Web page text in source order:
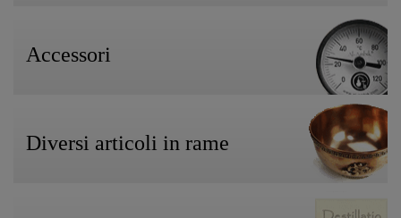
Accessori
Diversi articoli in rame